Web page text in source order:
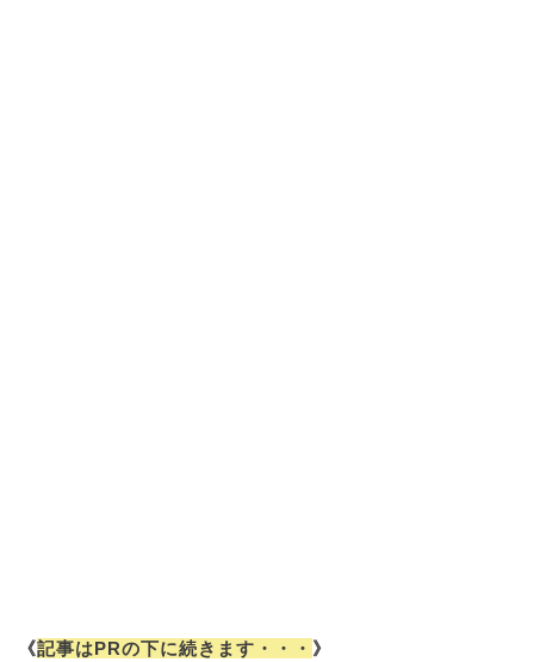
《記事はPRの下に続きます・・・ 》